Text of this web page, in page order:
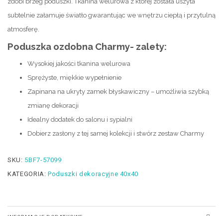
subtelnie załamuje światło gwarantując we wnętrzu ciepłą i przytulną
atmosferę.
Poduszka ozdobna Charmy- zalety:
Wysokiej jakości tkanina welurowa
Sprężyste, miękkie wypełnienie
Zapinana na ukryty zamek błyskawiczny – umożliwia szybką
zmianę dekoracji
Idealny dodatek do salonu i sypialni
Dobierz zasłony z tej samej kolekcji i stwórz zestaw Charmy
SKU: 5BF7-57099
KATEGORIA:Poduszki dekoracyjne 40x40